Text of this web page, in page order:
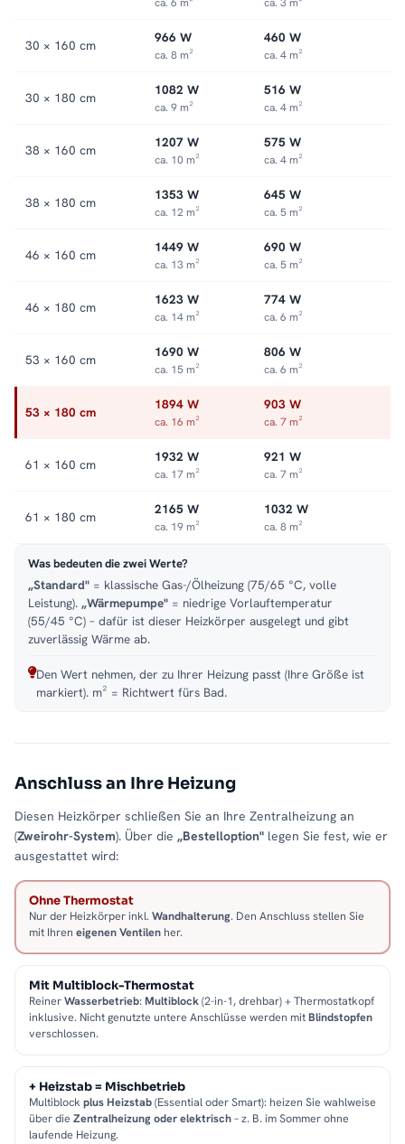
ca. 6 m² ca. 3 m²
30 × 160 cm 966 W
ca. 8 m²
460 W
ca. 4 m²
30 × 180 cm 1082 W
ca. 9 m²
516 W
ca. 4 m²
38 × 160 cm 1207 W
ca. 10 m²
575 W
ca. 4 m²
38 × 180 cm 1353 W
ca. 12 m²
645 W
ca. 5 m²
46 × 160 cm 1449 W
ca. 13 m²
690 W
ca. 5 m²
46 × 180 cm 1623 W
ca. 14 m²
774 W
ca. 6 m²
53 × 160 cm 1690 W
ca. 15 m²
806 W
ca. 6 m²
53 × 180 cm 1894 W
ca. 16 m²
903 W
ca. 7 m²
61 × 160 cm 1932 W
ca. 17 m²
921 W
ca. 7 m²
61 × 180 cm 2165 W
ca. 19 m²
1032 W
ca. 8 m²
Was bedeuten die zwei Werte?
„Standard" = klassische Gas-/Ölheizung (75/65 °C, volle
Leistung). „Wärmepumpe" = niedrige Vorlauftemperatur
(55/45 °C) – dafür ist dieser Heizkörper ausgelegt und gibt
zuverlässig Wärme ab.
Den Wert nehmen, der zu Ihrer Heizung passt (Ihre Größe ist
markiert). m² = Richtwert fürs Bad.
Anschluss an Ihre Heizung
Diesen Heizkörper schließen Sie an Ihre Zentralheizung an
(Zweirohr-System). Über die „Bestelloption" legen Sie fest, wie er
ausgestattet wird:
Ohne Thermostat
Nur der Heizkörper inkl. Wandhalterung. Den Anschluss stellen Sie
mit Ihren eigenen Ventilen her.
Mit Multiblock-Thermostat
ReinerWasserbetrieb: Multiblock(2-in-1, drehbar) + Thermostatkopf
inklusive. Nicht genutzte untere Anschlüsse werden mitBlindstopfen
verschlossen.
+ Heizstab = Mischbetrieb
Multiblock plus Heizstab(Essential oder Smart): heizen Sie wahlweise
über die Zentralheizung oder elektrisch– z. B. im Sommer ohne
laufende Heizung.